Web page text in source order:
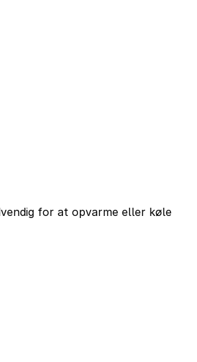
for at opvarme eller køle